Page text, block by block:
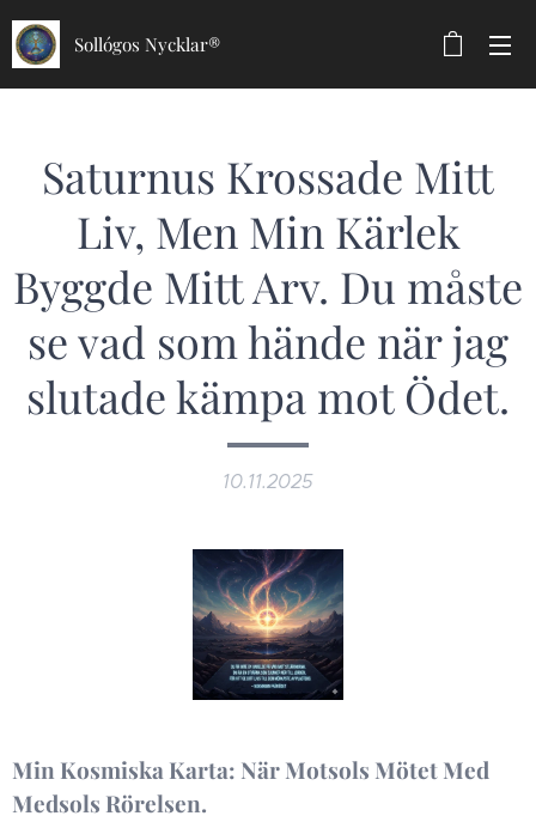
Sollógos Nycklar®
Saturnus Krossade Mitt
Liv, Men Min Kärlek
Byggde Mitt Arv. Du måste
se vad som hände när jag
slutade kämpa mot Ödet.
10.11.2025
Min Kosmiska Karta: När Motsols Mötet Med
Medsols Rörelsen ​.